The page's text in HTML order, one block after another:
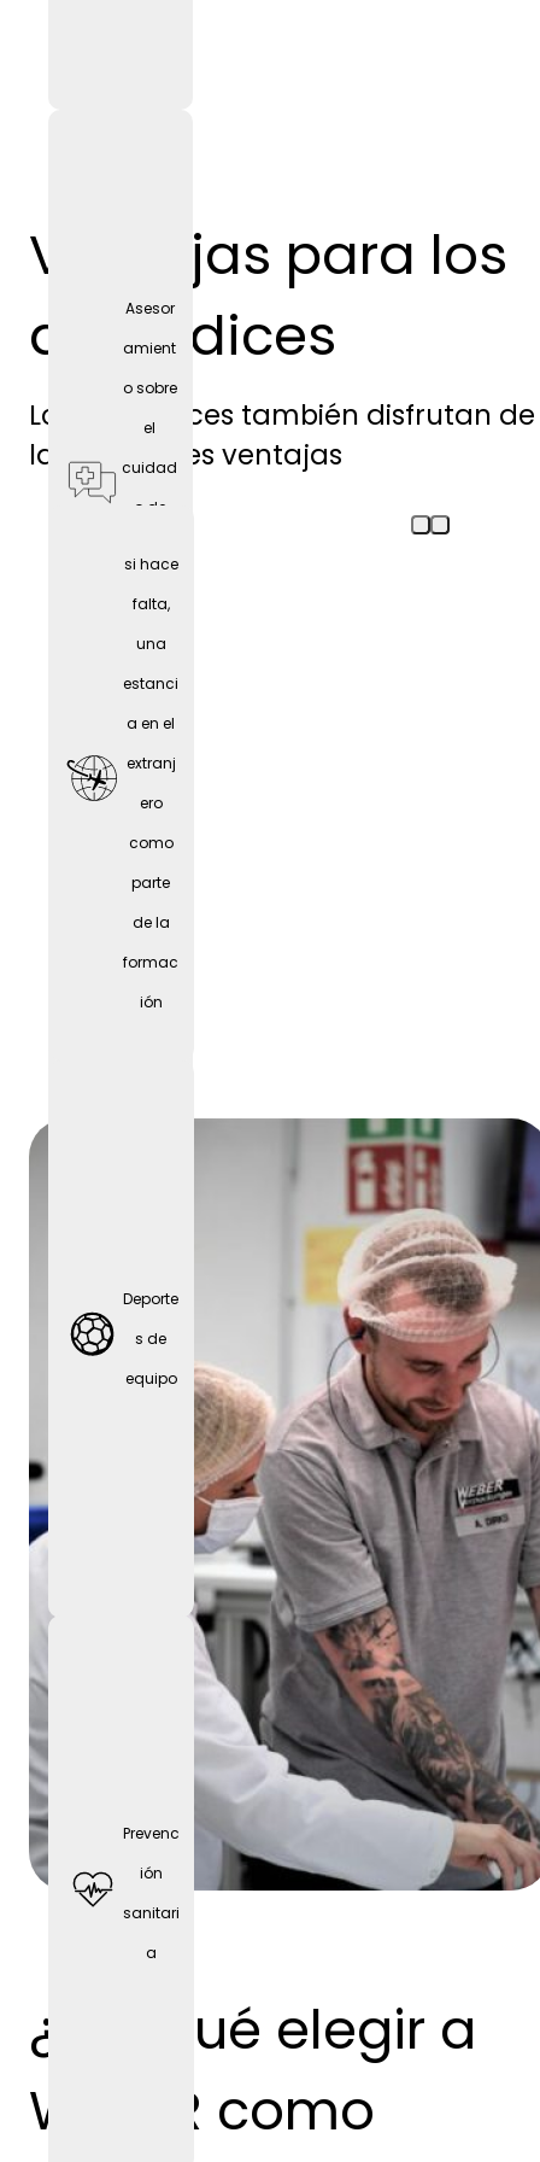
Asesor
amient
o sobre
el
cuidad
o de
a
Deporte
Ventajas para los
aprendices
Los aprendices también disfrutan de
las siguientes ventajas
si hace
falta,
una
estanci
a en el
extranj
ero
como
parte
de la
formac
ión
Deporte
s de
equipo
Prevenc
ión
sanitari
a
¿Por qué elegir a
WEBER como